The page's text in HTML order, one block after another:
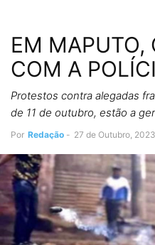
EM MAPUTO,
COM A
Protestos contra alegadas
de 11 de outubro, estão a
Por Redação - 27 de Outubro, 2023